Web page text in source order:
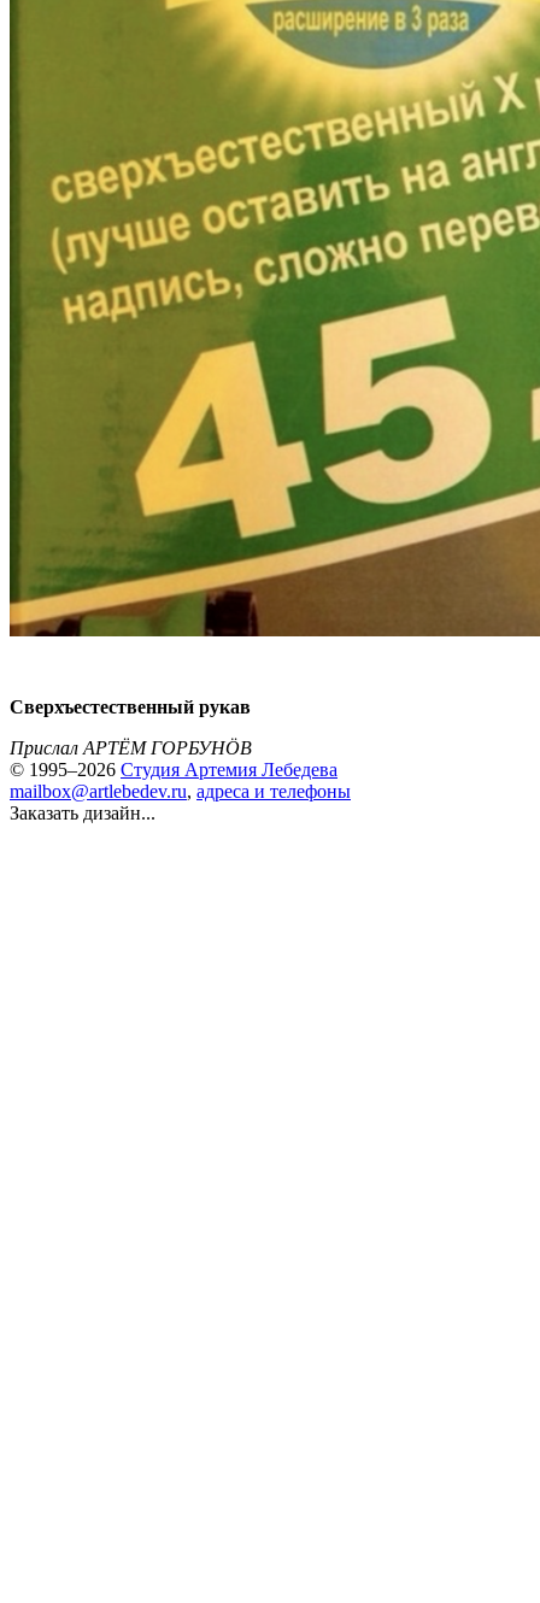
Сверхъестественный рукав
Прислал АРТЁМ ГОРБУНÖВ
© 1995–2026 Студия Артемия Лебедева
mailbox@artlebedev.ru, адреса и телефоны
Заказать дизайн...